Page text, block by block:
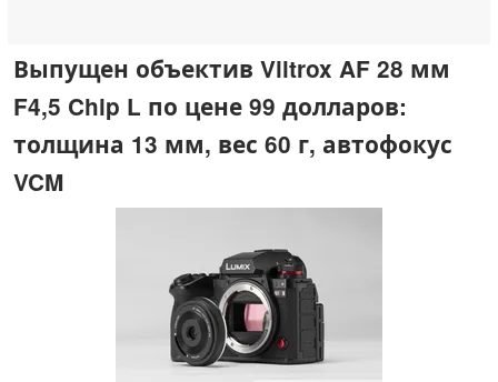
Выпущен объектив Viltrox AF 28 мм
F4,5 Chip L по цене 99 долларов:
толщина 13 мм, вес 60 г, автофокус
VCM